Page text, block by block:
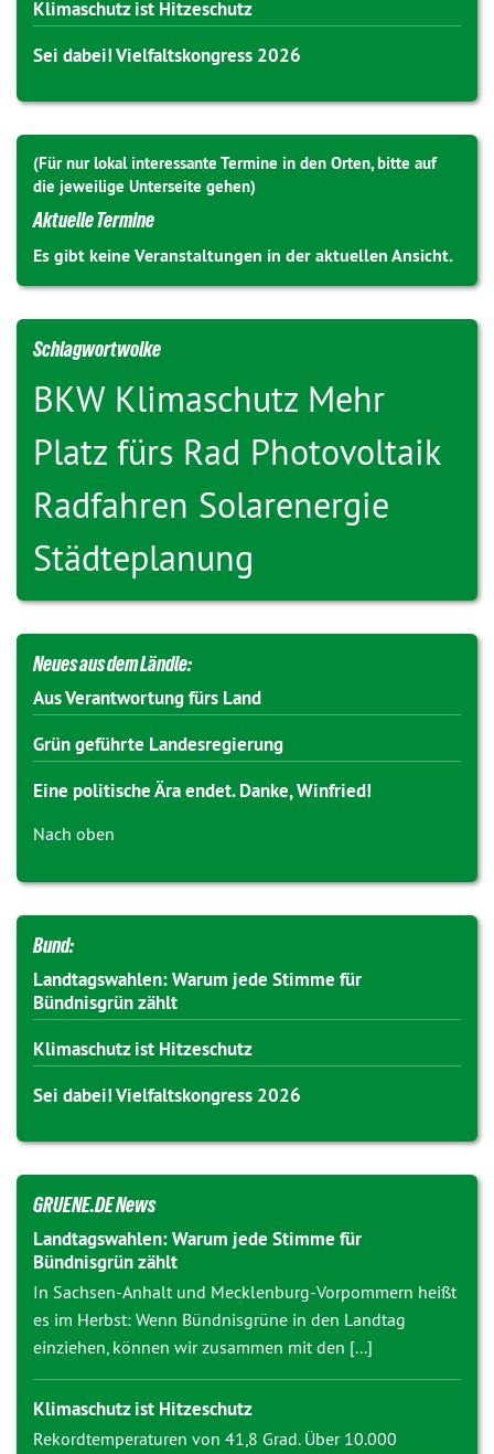
Klimaschutz ist Hitzeschutz
Sei dabei! Vielfaltskongress 2026
(Für nur lokal interessante Termine in den Orten, bitte auf
die jeweilige Unterseite gehen)
Aktuelle Termine
Es gibt keine Veranstaltungen in der aktuellen Ansicht.
Schlagwortwolke
BKW Klimaschutz Mehr
Platz fürs Rad Photovoltaik
Radfahren Solarenergie
Städteplanung
Neues aus dem Ländle:
Aus Verantwortung fürs Land
Grün geführte Landesregierung
Eine politische Ära endet. Danke, Winfried!
Nach oben
Bund:
Landtagswahlen: Warum jede Stimme für
Bündnisgrün zählt
Klimaschutz ist Hitzeschutz
Sei dabei! Vielfaltskongress 2026
GRUENE.DE News
Landtagswahlen: Warum jede Stimme für
Bündnisgrün zählt
In Sachsen-Anhalt und Mecklenburg-Vorpommern heißt
es im Herbst: Wenn Bündnisgrüne in den Landtag
einziehen, können wir zusammen mit den [...]
Klimaschutz ist Hitzeschutz
Rekordtemperaturen von 41,8 Grad. Über 10.000